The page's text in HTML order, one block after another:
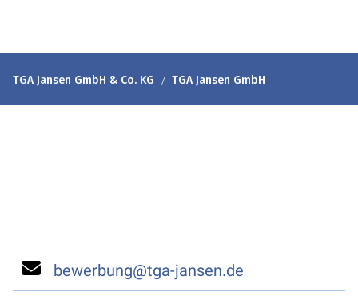
TGA Jansen GmbH & Co. KG TGA Jansen GmbH
bewerbung@tga-jansen.de